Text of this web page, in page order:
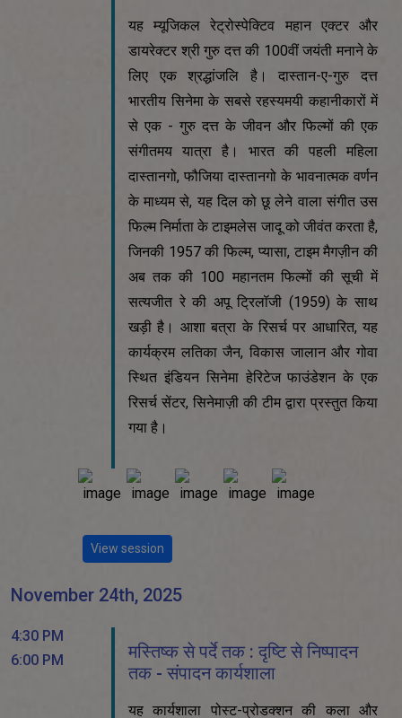
यह म्यूजिकल रेट्रोस्पेक्टिव महान एक्टर और
डायरेक्टर श्री गुरु दत्त की 100वीं जयंती मनाने के
लिए एक श्रद्धांजलि है। दास्तान-ए-गुरु दत्त
भारतीय सिनेमा के सबसे रहस्यमयी कहानीकारों में
से एक - गुरु दत्त के जीवन और फिल्मों की एक
संगीतमय यात्रा है। भारत की पहली महिला
दास्तानगो, फौजिया दास्तानगो के भावनात्मक वर्णन
के माध्यम से, यह दिल को छू लेने वाला संगीत उस
फिल्म निर्माता के टाइमलेस जादू को जीवंत करता है,
जिनकी 1957 की फिल्म, प्यासा, टाइम मैगज़ीन की
अब तक की 100 महानतम फिल्मों की सूची में
सत्यजीत रे की अपू ट्रिलॉजी (1959) के साथ
खड़ी है। आशा बत्रा के रिसर्च पर आधारित, यह
कार्यक्रम लतिका जैन, विकास जालान और गोवा
स्थित इंडियन सिनेमा हेरिटेज फाउंडेशन के एक
रिसर्च सेंटर, सिनेमाज़ी की टीम द्वारा प्रस्तुत किया
गया है।
View session
November 24th, 2025
4:30 PM
6:00 PM
मस्तिष्क से पर्दे तक : दृष्टि से निष्पादन
तक - संपादन कार्यशाला
यह कार्यशाला पोस्ट-प्रोडक्शन की कला और